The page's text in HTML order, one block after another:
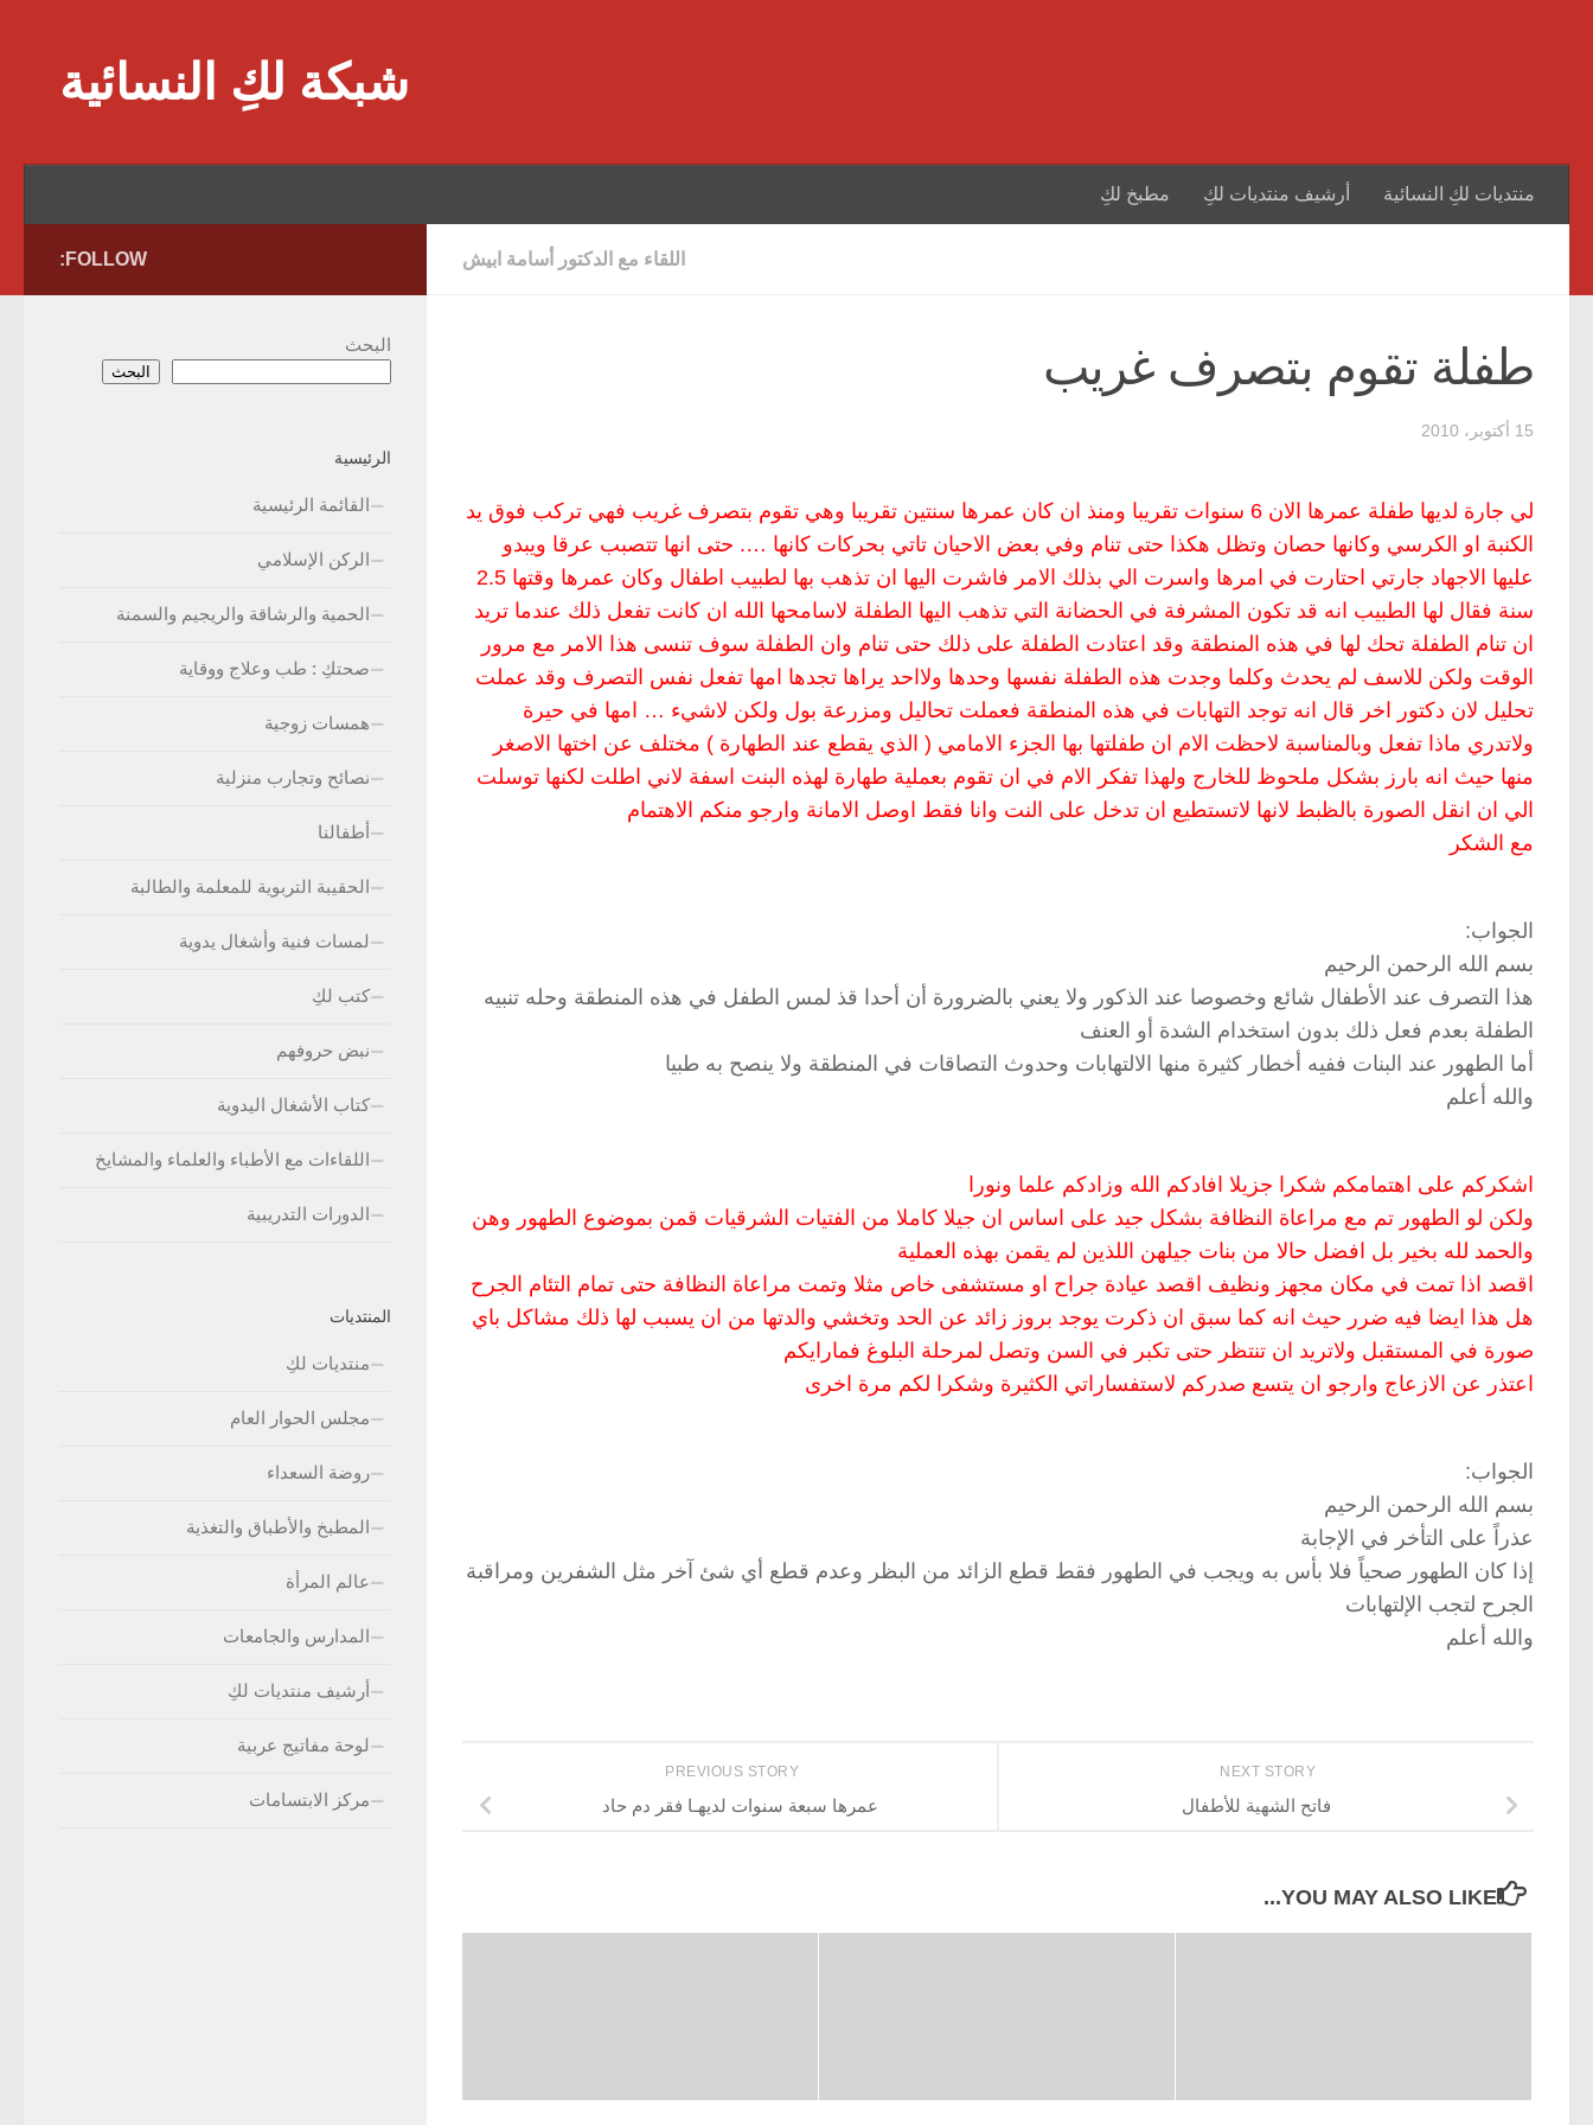
شبكة لكِ النسائية
منتديات لكِ النسائية أرشيف منتديات لكِ مطبخ لكِ
اللقاء مع الدكتور أسامة ابيش
طفلة تقوم بتصرف غريب
15 أكتوبر، 2010
لي جارة لديها طفلة عمرها الان 6 سنوات تقريبا ومنذ ان كان عمرها سنتين تقريبا وهي تقوم بتصرف غريب فهي تركب فوق يد
الكنبة او الكرسي وكانها حصان وتظل هكذا حتى تنام وفي بعض الاحيان تاتي بحركات كانها …. حتى انها تتصبب عرقا ويبدو
عليها الاجهاد جارتي احتارت في امرها واسرت الي بذلك الامر فاشرت اليها ان تذهب بها لطبيب اطفال وكان عمرها وقتها 2.5
سنة فقال لها الطبيب انه قد تكون المشرفة في الحضانة التي تذهب اليها الطفلة لاسامحها الله ان كانت تفعل ذلك عندما تريد
ان تنام الطفلة تحك لها في هذه المنطقة وقد اعتادت الطفلة على ذلك حتى تنام وان الطفلة سوف تنسى هذا الامر مع مرور
الوقت ولكن للاسف لم يحدث وكلما وجدت هذه الطفلة نفسها وحدها ولااحد يراها تجدها امها تفعل نفس التصرف وقد عملت
تحليل لان دكتور اخر قال انه توجد التهابات في هذه المنطقة فعملت تحاليل ومزرعة بول ولكن لاشيء … امها في حيرة
ولاتدري ماذا تفعل وبالمناسبة لاحظت الام ان طفلتها بها الجزء الامامي ( الذي يقطع عند الطهارة ) مختلف عن اختها الاصغر
منها حيث انه بارز بشكل ملحوظ للخارج ولهذا تفكر الام في ان تقوم بعملية طهارة لهذه البنت اسفة لاني اطلت لكنها توسلت
الي ان انقل الصورة بالظبط لانها لاتستطيع ان تدخل على النت وانا فقط اوصل الامانة وارجو منكم الاهتمام
مع الشكر
الجواب:
بسم الله الرحمن الرحيم
هذا التصرف عند الأطفال شائع وخصوصا عند الذكور ولا يعني بالضرورة أن أحدا قذ لمس الطفل في هذه المنطقة وحله تنبيه
الطفلة بعدم فعل ذلك بدون استخدام الشدة أو العنف
أما الطهور عند البنات ففيه أخطار كثيرة منها الالتهابات وحدوث التصاقات في المنطقة ولا ينصح به طبيا
والله أعلم
اشكركم على اهتمامكم شكرا جزيلا افادكم الله وزادكم علما ونورا
ولكن لو الطهور تم مع مراعاة النظافة بشكل جيد على اساس ان جيلا كاملا من الفتيات الشرقيات قمن بموضوع الطهور وهن
والحمد لله بخير بل افضل حالا من بنات جيلهن اللذين لم يقمن بهذه العملية
اقصد اذا تمت في مكان مجهز ونظيف اقصد عيادة جراح او مستشفى خاص مثلا وتمت مراعاة النظافة حتى تمام التئام الجرح
هل هذا ايضا فيه ضرر حيث انه كما سبق ان ذكرت يوجد بروز زائد عن الحد وتخشي والدتها من ان يسبب لها ذلك مشاكل باي
صورة في المستقبل ولاتريد ان تنتظر حتى تكبر في السن وتصل لمرحلة البلوغ فمارايكم
اعتذر عن الازعاج وارجو ان يتسع صدركم لاستفساراتي الكثيرة وشكرا لكم مرة اخرى
الجواب:
بسم الله الرحمن الرحيم
عذراً على التأخر في الإجابة
إذا كان الطهور صحياً فلا بأس به ويجب في الطهور فقط قطع الزائد من البظر وعدم قطع أي شئ آخر مثل الشفرين ومراقبة
الجرح لتجب الإلتهابات
والله أعلم
NEXT STORY
فاتح الشهية للأطفال
PREVIOUS STORY
عمرها سبعة سنوات لديهـا فقر دم حاد
YOU MAY ALSO LIKE...
FOLLOW:
البحث
البحث
الرئيسية
القائمة الرئيسية
الركن الإسلامي
الحمية والرشاقة والريجيم والسمنة
صحتكِ : طب وعلاج ووقاية
همسات زوجية
نصائح وتجارب منزلية
أطفالنا
الحقيبة التربوية للمعلمة والطالبة
لمسات فنية وأشغال يدوية
كتب لكِ
نبض حروفهم
كتاب الأشغال اليدوية
اللقاءات مع الأطباء والعلماء والمشايخ
الدورات التدريبية
المنتديات
منتديات لكِ
مجلس الحوار العام
روضة السعداء
المطبخ والأطباق والتغذية
عالم المرأة
المدارس والجامعات
أرشيف منتديات لكِ
لوحة مفاتيج عربية
مركز الابتسامات